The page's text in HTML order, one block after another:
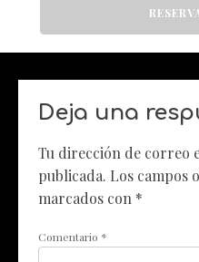
Deja una
Tu dirección de correo
publicada. Los campos
marcados con *
Comentario *